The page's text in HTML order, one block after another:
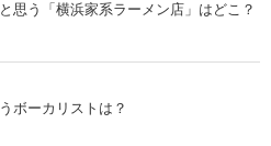
思う「横浜家系ラーメン店」はどこ？
ボーカリストは？